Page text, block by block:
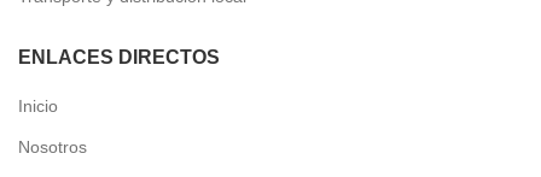
ENLACES DIRECTOS
Inicio
Nosotros